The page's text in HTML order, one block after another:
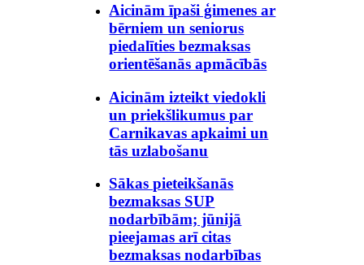
Aicinām īpaši ģimenes ar
bērniem un seniorus
piedalīties bezmaksas
orientēšanās apmācībās
Aicinām izteikt viedokli
un priekšlikumus par
Carnikavas apkaimi un
tās uzlabošanu
Sākas pieteikšanās
bezmaksas SUP
nodarbībām; jūnijā
pieejamas arī citas
bezmaksas nodarbības